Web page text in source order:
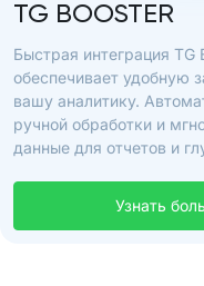
TG BOOSTER
Быстрая интеграция
обеспечивает удобную
вашу аналитику.
ручной обработки и
данные для отчетов и
Узнать